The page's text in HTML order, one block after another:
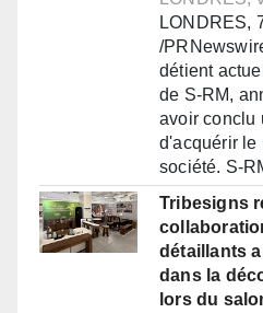
LONDRES,
/
détient
de S-RM,
avoir conclu
d'acquérir le
société. S-
Tribesigns
détaillants
dans la
lors du